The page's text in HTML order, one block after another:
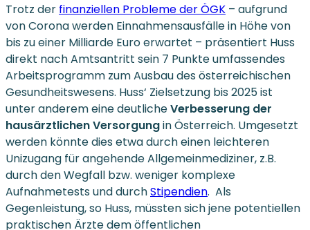
Trotz der finanziellen Probleme der ÖGK – aufgrund
von Corona werden Einnahmensausfälle in Höhe von
bis zu einer Milliarde Euro erwartet – präsentiert Huss
direkt nach Amtsantritt sein 7 Punkte umfassendes
Arbeitsprogramm zum Ausbau des österreichischen
Gesundheitswesens. Huss‘ Zielsetzung bis 2025 ist
unter anderem eine deutlicheVerbesserung der
hausärztlichen Versorgungin Österreich. Umgesetzt
werden könnte dies etwa durch einen leichteren
Unizugang für angehende Allgemeinmediziner, z.B.
durch den Wegfall bzw. weniger komplexe
Aufnahmetests und durchStipendien. Als
Gegenleistung, so Huss, müssten sich jene potentiellen
praktischen Ärzte dem öffentlichen